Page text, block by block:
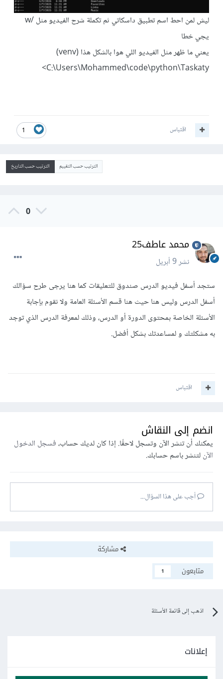
ليش لمن احط اسم تطبيق داسكاتي ثم تكملة شرح الفيديو مثل /w
يجي خطا
يعني ما ظهر مثل الفيديو اللي هوا بالشكل هذا (venv)
C:\Users\Mohammed\code\python\Taskaty>
1 اقتباس
الترتيب حسب التقييم الترتيب حسب التاريخ
0
محمد عاطف25
نشر9 أبريل
ستجد أسفل فيديو الدرس صندوق للتعليقات كما هنا يرجى طرح سؤالك
أسفل الدرس وليس هنا حيث هنا قسم الأسئلة العامة ولا نقوم بإجابة
الأسئلة الخاصة بمحتوى الدورة أو الدرس، وذلك لمعرفة الدرس الذي توجد
به مشكلتك و لمساعدتك بشكل أفضل.
اقتباس
انضم إلى النقاش
يمكنك أن تنشر الآن وتسجل لاحقًا. إذا كان لديك حساب،فسجل الدخول
الآنلتنشر باسم حسابك.
أجب على هذا السؤال...
مشاركة
متابعون
1
اذهب إلى قائمة الأسئلة
إعلانات